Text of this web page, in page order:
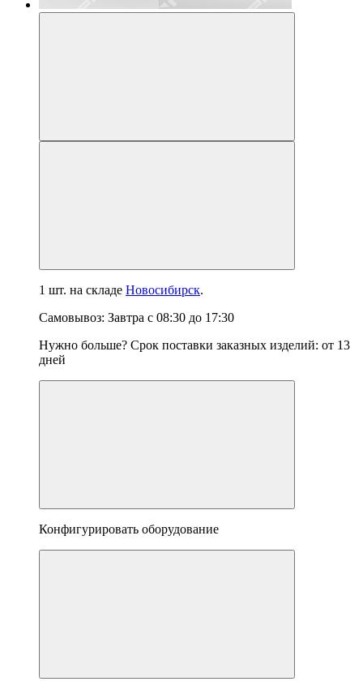
1 шт. на складе Новосибирск.
Самовывоз: Завтра с 08:30 до 17:30
Нужно больше? Срок поставки заказных изделий: от 13
дней
Конфигурировать оборудование